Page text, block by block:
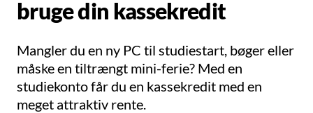
bruge din kassekredit
Mangler du en ny PC til studiestart, bøger eller
måske en tiltrængt mini-ferie? Med en
studiekonto får du en kassekredit med en
meget attraktiv rente.